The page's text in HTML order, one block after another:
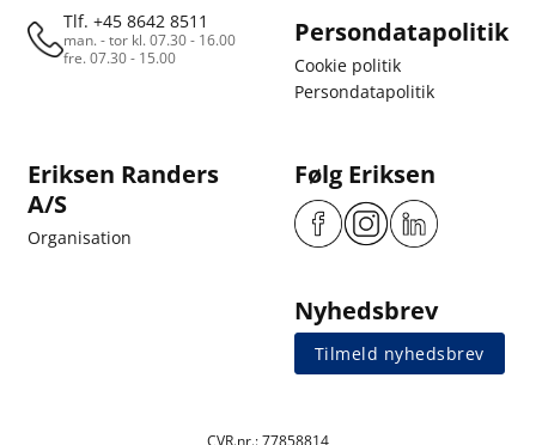
Tlf. +45 8642 8511
man. - tor kl. 07.30 - 16.00
fre. 07.30 - 15.00
Persondatapolitik
Cookie politik
Persondatapolitik
Eriksen Randers
A/S
Organisation
Følg Eriksen
Nyhedsbrev
Tilmeld nyhedsbrev
CVR.nr.: 77858814